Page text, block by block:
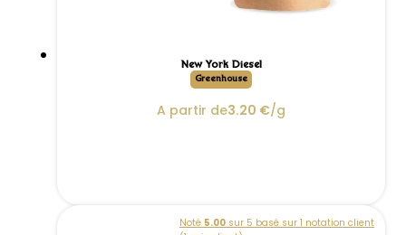
New York Diesel
Greenhouse
A partir de3.20 €/g
Noté 5.00 sur 5 basé sur 1 notation client